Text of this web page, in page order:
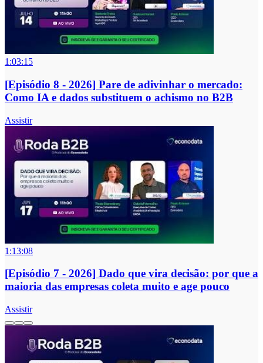
1:03:15
[Episódio 8 - 2026] Pare de adivinhar o mercado:
Como IA e dados substituem o achismo no B2B
Assistir
1:13:08
[Episódio 7 - 2026] Dado que vira decisão: por que a
maioria das empresas coleta muito e age pouco
Assistir